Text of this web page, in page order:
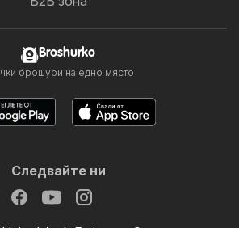
Broshurko
брошури на едно място
Следвайте ни